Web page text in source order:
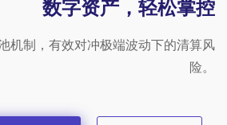
数字资产，轻松掌控
机制，有效对冲极端波动下的清算风
险。